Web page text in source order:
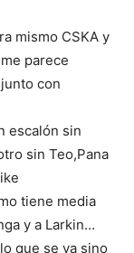
mismo CSKA y
parece
con
escalón sin
sin Teo,Pana
tiene media
y a Larkin…
que se va sino